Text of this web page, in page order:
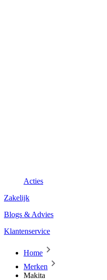
Acties
Zakelijk
Blogs & Advies
Klantenservice
Home
Merken
Makita